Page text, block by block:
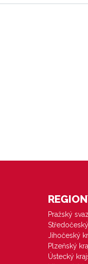
Pražský
Jihočeský
Plzeňský
Ústecký